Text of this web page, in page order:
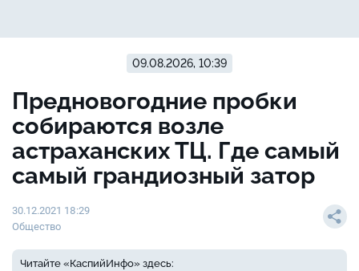
09.08.2026, 10:39
Предновогодние пробки
собираются возле
астраханских ТЦ. Где самый
самый грандиозный затор
30.12.2021 18:29
Общество
Читайте «КаспийИнфо» здесь: